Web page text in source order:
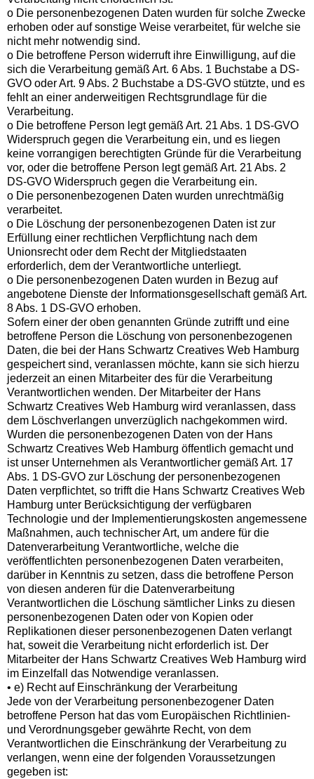
o Die personenbezogenen Daten wurden für solche Zwecke
erhoben oder auf sonstige Weise verarbeitet, für welche sie
nicht mehr notwendig sind.
o Die betroffene Person widerruft ihre Einwilligung, auf die
sich die Verarbeitung gemäß Art. 6 Abs. 1 Buchstabe a DS-
GVO oder Art. 9 Abs. 2 Buchstabe a DS-GVO stützte, und es
fehlt an einer anderweitigen Rechtsgrundlage für die
Verarbeitung.
o Die betroffene Person legt gemäß Art. 21 Abs. 1 DS-GVO
Widerspruch gegen die Verarbeitung ein, und es liegen
keine vorrangigen berechtigten Gründe für die Verarbeitung
vor, oder die betroffene Person legt gemäß Art. 21 Abs. 2
DS-GVO Widerspruch gegen die Verarbeitung ein.
o Die personenbezogenen Daten wurden unrechtmäßig
verarbeitet.
o Die Löschung der personenbezogenen Daten ist zur
Erfüllung einer rechtlichen Verpflichtung nach dem
Unionsrecht oder dem Recht der Mitgliedstaaten
erforderlich, dem der Verantwortliche unterliegt.
o Die personenbezogenen Daten wurden in Bezug auf
angebotene Dienste der Informationsgesellschaft gemäß Art.
8 Abs. 1 DS-GVO erhoben.
Sofern einer der oben genannten Gründe zutrifft und eine
betroffene Person die Löschung von personenbezogenen
Daten, die bei der Hans Schwartz Creatives Web Hamburg
gespeichert sind, veranlassen möchte, kann sie sich hierzu
jederzeit an einen Mitarbeiter des für die Verarbeitung
Verantwortlichen wenden. Der Mitarbeiter der Hans
Schwartz Creatives Web Hamburg wird veranlassen, dass
dem Löschverlangen unverzüglich nachgekommen wird.
Wurden die personenbezogenen Daten von der Hans
Schwartz Creatives Web Hamburg öffentlich gemacht und
ist unser Unternehmen als Verantwortlicher gemäß Art. 17
Abs. 1 DS-GVO zur Löschung der personenbezogenen
Daten verpflichtet, so trifft die Hans Schwartz Creatives Web
Hamburg unter Berücksichtigung der verfügbaren
Technologie und der Implementierungskosten angemessene
Maßnahmen, auch technischer Art, um andere für die
Datenverarbeitung Verantwortliche, welche die
veröffentlichten personenbezogenen Daten verarbeiten,
darüber in Kenntnis zu setzen, dass die betroffene Person
von diesen anderen für die Datenverarbeitung
Verantwortlichen die Löschung sämtlicher Links zu diesen
personenbezogenen Daten oder von Kopien oder
Replikationen dieser personenbezogenen Daten verlangt
hat, soweit die Verarbeitung nicht erforderlich ist. Der
Mitarbeiter der Hans Schwartz Creatives Web Hamburg wird
im Einzelfall das Notwendige veranlassen.
• e) Recht auf Einschränkung der Verarbeitung
Jede von der Verarbeitung personenbezogener Daten
betroffene Person hat das vom Europäischen Richtlinien-
und Verordnungsgeber gewährte Recht, von dem
Verantwortlichen die Einschränkung der Verarbeitung zu
verlangen, wenn eine der folgenden Voraussetzungen
gegeben ist: